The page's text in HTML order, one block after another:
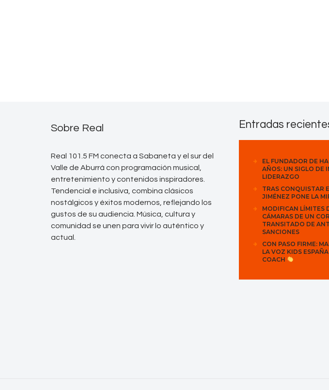
Sobre Real
Real 101.5 FM conecta a Sabaneta y el sur del
Valle de Aburrá con programación musical,
entretenimiento y contenidos inspiradores.
Tendencial e inclusiva, combina clásicos
nostálgicos y éxitos modernos, reflejando los
gustos de su audiencia. Música, cultura y
comunidad se unen para vivir lo auténtico y
actual.
Entradas
EL FUNDADOR DE
AÑOS: UN SIGLO DE
LIDERAZGO
TRAS CONQUISTAR
JIMÉNEZ PONE LA
MODIFICAN LÍMITES
CÁMARAS DE UN
TRANSITADO DE
SANCIONES
CON PASO FIRME:
LA VOZ KIDS
COACH